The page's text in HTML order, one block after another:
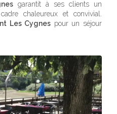
garantit à ses clients un
chaleureux et convivial.
Les Cygnes pour un séjour